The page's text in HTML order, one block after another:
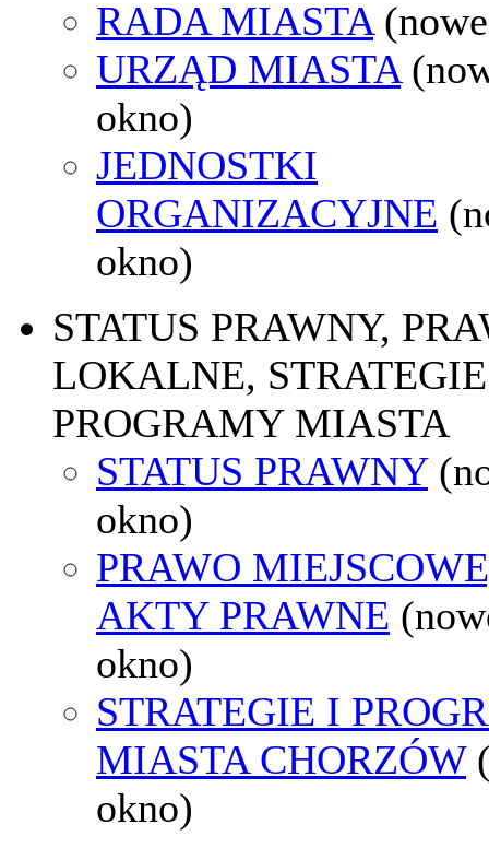
RADA MIASTA
URZĄD MIASTA
okno)
JEDNOSTKI
ORGANIZACYJNE
okno)
STATUS PRAWNY,
LOKALNE,
PROGRAMY MIASTA
STATUS PRAWNY
okno)
PRAWO
AKTY PRAWNE
okno)
STRATEGIE I
MIASTA CHORZÓW
okno)